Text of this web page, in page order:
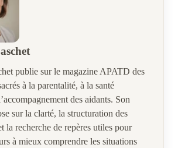
publie sur le magazine APATD des
à la parentalité, à la santé
des aidants. Son
sur la clarté, la structuration des
la recherche de repères utiles pour
à mieux comprendre les situations